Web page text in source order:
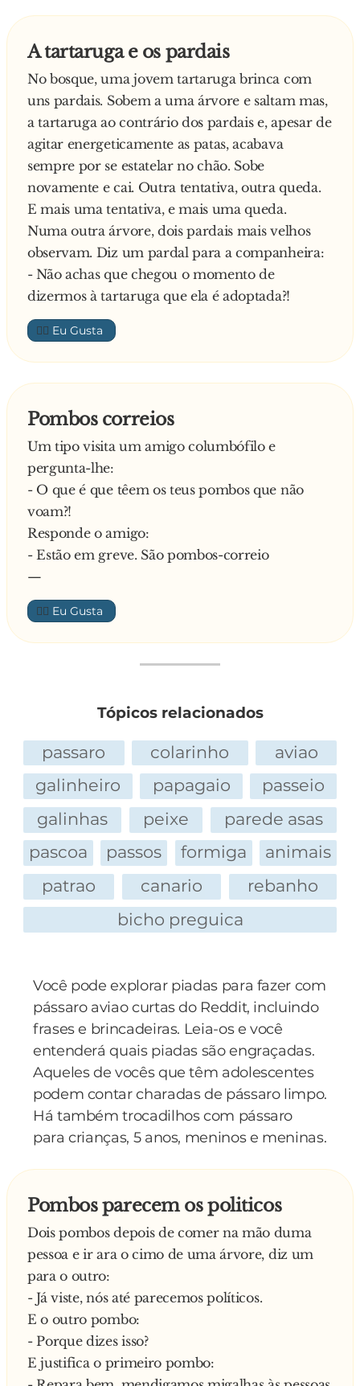
A tartaruga e os pardais
No bosque, uma jovem tartaruga brinca com
uns pardais. Sobem a uma árvore e saltam mas,
a tartaruga ao contrário dos pardais e, apesar de
agitar energeticamente as patas, acabava
sempre por se estatelar no chão. Sobe
novamente e cai. Outra tentativa, outra queda.
E mais uma tentativa, e mais uma queda.
Numa outra árvore, dois pardais mais velhos
observam. Diz um pardal para a companheira:
- Não achas que chegou o momento de
dizermos à tartaruga que ela é adoptada?!
👍🏼
Pombos correios
Um tipo visita um amigo columbófilo e
pergunta-lhe:
- O que é que têem os teus pombos que não
voam?!
Responde o amigo:
- Estão em greve. São pombos-correio
—
👍🏼
Tópicos relacionados
passaro colarinho
aviao
galinheiro
papagaio
passeio
galinhas
peixe
parede asas
pascoa
passos formiga
animais
patrao
canario
rebanho
bicho preguica
Você pode explorar piadas para fazer com
pássaro aviao curtas do Reddit, incluindo
frases e brincadeiras. Leia-os e você
entenderá quais piadas são engraçadas.
Aqueles de vocês que têm adolescentes
podem contar charadas de pássaro limpo.
Há também trocadilhos com pássaro
para crianças, 5 anos, meninos e meninas.
Pombos parecem os politicos
Dois pombos depois de comer na mão duma
pessoa e ir ara o cimo de uma árvore, diz um
para o outro:
- Já viste, nós até parecemos políticos.
E o outro pombo:
- Porque dizes isso?
E justifica o primeiro pombo: